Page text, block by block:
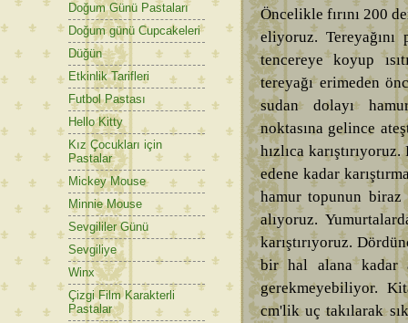
Öncelikle fırını 200
eliyoruz.
tencereye koyup
tereyağı erimeden
sudan dolayı
noktasına gelince
hızlıca
edene kadar
hamur topunun biraz
alıyoruz.
karıştırıyoruz.
bir hal alana kadar
gerekmeyebiliyor.
cm'lik uç takılarak
Doğum Günü Pastaları
Doğum günü Cupcakeleri
Düğün
Etkinlik Tarifleri
Futbol Pastası
Hello Kitty
Kız Çocukları için
Pastalar
Mickey Mouse
Minnie Mouse
Sevgililer Günü
Sevgiliye
Winx
Çizgi Film Karakterli
Pastalar